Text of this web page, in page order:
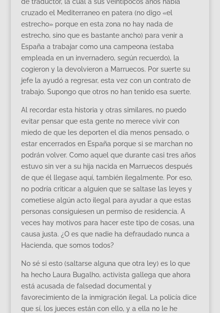
cruzado el Mediterraneo en patera (no digo «el
estrecho» porque en esta zona no hay nada de
estrecho, sino que es bastante ancho) para venir a
España a trabajar como una campeona (estaba
empleada en un invernadero, según recuerdo), la
cogieron y la devolvieron a Marruecos. Por suerte su
jefe la ayudó a regresar, esta vez con un contrato de
trabajo. Supongo que otros no han tenido esa suerte.
Al recordar esta historia y otras similares, no puedo
evitar pensar que esta gente no merece vivir con
miedo de que les deporten el día menos pensado, o
estar encerrados en España porque si se marchan no
podrán volver. Como aquel que durante casi tres años
estuvo sin ver a su hija nacida en Marruecos después
de que él llegase aquí, también ilegalmente. Por eso,
no podría criticar a alguien que se saltase las leyes y
cometiese algún acto ilegal para ayudar a que estas
personas consiguiesen un permiso de residencia. A
veces hay motivos para hacer este tipo de cosas, una
causa justa. ¿O es que nadie ha defraudado nunca a
Hacienda, que somos todos?
No sé si esto (saltarse alguna que otra ley) es lo que
ha hecho Laura Bugalho, activista gallega que ahora
está acusada de falsedad documental y
favorecimiento de la inmigración ilegal. La policía dice
que sí, los jueces están con ello, y a ella no le he